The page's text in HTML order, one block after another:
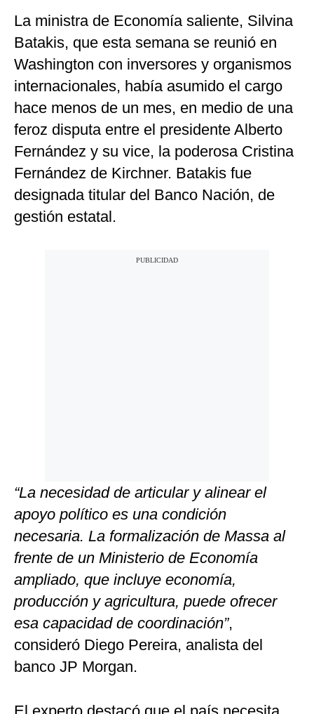
La ministra de Economía saliente, Silvina
Batakis, que esta semana se reunió en
Washington con inversores y organismos
internacionales, había asumido el cargo
hace menos de un mes, en medio de una
feroz disputa entre el presidente Alberto
Fernández y su vice, la poderosa Cristina
Fernández de Kirchner. Batakis fue
designada titular del Banco Nación, de
gestión estatal.
“La necesidad de articular y alinear el
apoyo político es una condición
necesaria. La formalización de Massa al
frente de un Ministerio de Economía
ampliado, que incluye economía,
producción y agricultura, puede ofrecer
esa capacidad de coordinación”,
consideró Diego Pereira, analista del
banco JP Morgan.